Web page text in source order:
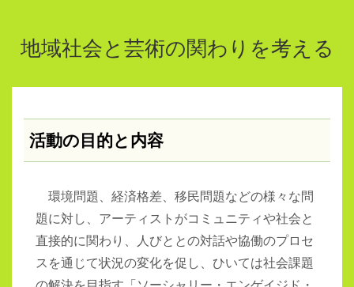
地域社会と芸術の関わりを考える
活動の目的と内容
環境問題、経済格差、移民問題などの様々な問
題に対し、アーティストがコミュニティや社会と
直接的に関わり、人びととの対話や協働のプロセ
スを通じて状況の変化を促し、ひいては社会課題